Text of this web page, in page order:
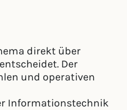
direkt über
Der
und operativen
Informationstechnik